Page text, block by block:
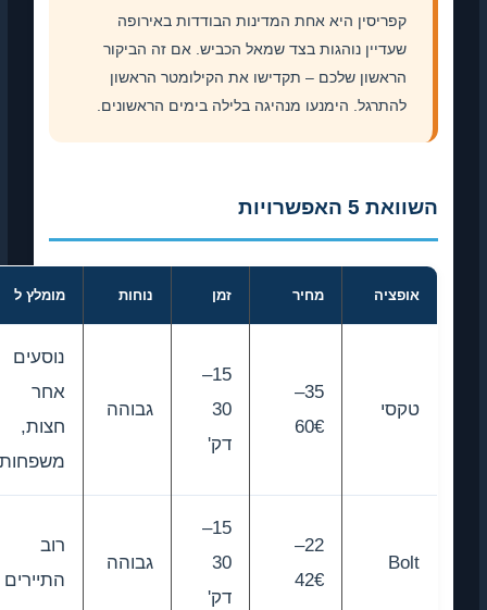
קפריסין היא אחת המדינות הבודדות באירופה
שעדיין נוהגות בצד שמאל הכביש. אם זה הביקור
הראשון שלכם – תקדישו את הקילומטר הראשון
להתרגל. הימנעו מנהיגה בלילה בימים הראשונים.
השוואת 5 האפשרויות
אופציה מחיר זמן נוחות מומלץ ל
טקסי
35–
60€
15–
30
דק'
גבוהה
נוסעים
אחר
חצות,
משפחות
Bolt
22–
42€
15–
30
דק'
גבוהה
רוב
התיירים